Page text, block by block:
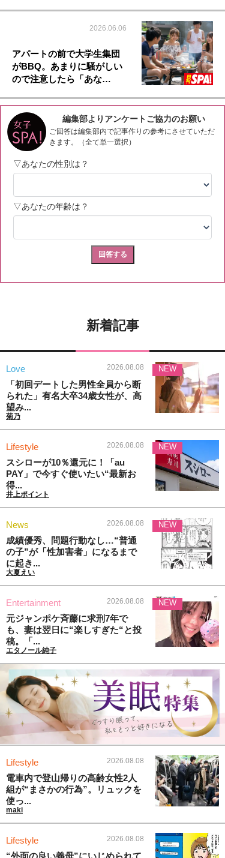
2026.06.06
アパートの前で大学生集団
がBBQ。あまりに騒がしい
ので注意したら「あな…
新着記事
Love 2026.08.08
「初回デートした男性全員から断
られた」有名大卒34歳女性が、高
望み...
菊乃
NEW
Lifestyle 2026.08.08
スシローが10％還元に！「au
PAY」で今すぐ使いたい“最新お
得...
井上ポイント
NEW
News 2026.08.08
成績優秀、問題行動なし…“普通
の子”が「性加害者」になるまで
に起き...
大夏えい
NEW
Entertainment 2026.08.08
元ジャンポケ斉藤に求刑7年で
も、妻は翌日に“楽しすぎた“と投
稿。「...
エタノール純子
NEW
Lifestyle 2026.08.08
電車内で登山帰りの高齢女性2人
組が“まさかの行為”。リュックを
使っ...
maki
Lifestyle 2026.08.08
“外面の良い義母”にいじめられて